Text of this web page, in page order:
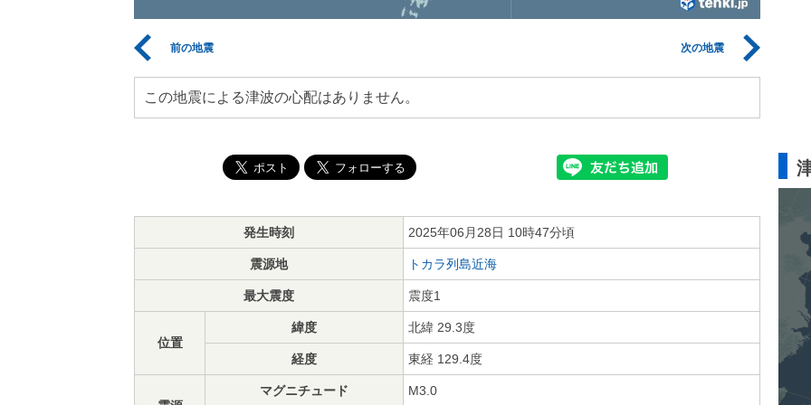
前の地震 次の地震
この地震による津波の心配はありません。
発生時刻 2025年06月28日 10時47分頃
震源地 トカラ列島近海
最大震度 震度1
位置
緯度 北緯 29.3度
経度 東経 129.4度
マグニチュード M3.0